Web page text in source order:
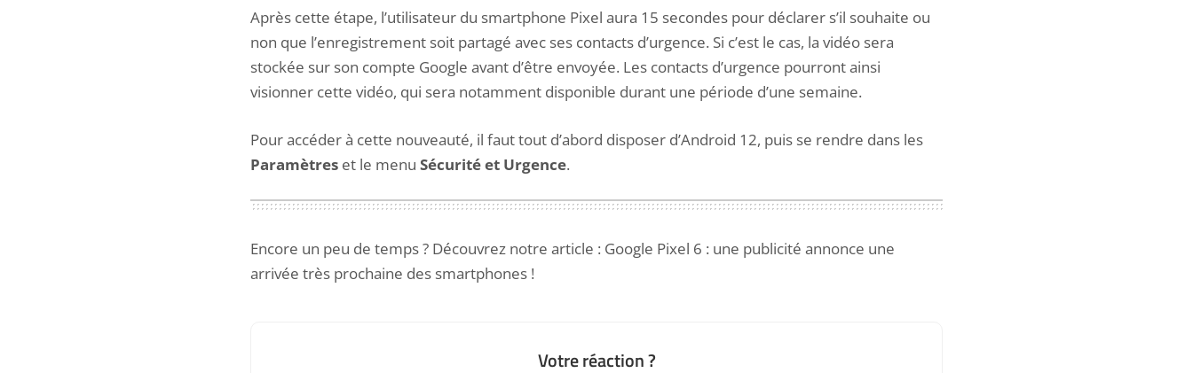
Après cette étape, l’utilisateur du smartphone Pixel aura 15 secondes pour déclarer s’il souhaite ou
non que l’enregistrement soit partagé avec ses contacts d’urgence. Si c’est le cas, la vidéo sera
stockée sur son compte Google avant d’être envoyée. Les contacts d’urgence pourront ainsi
visionner cette vidéo, qui sera notamment disponible durant une période d’une semaine.
Pour accéder à cette nouveauté, il faut tout d’abord disposer d’Android 12, puis se rendre dans les
Paramètres et le menu Sécurité et Urgence.
Encore un peu de temps ? Découvrez notre article : Google Pixel 6 : une publicité annonce une
arrivée très prochaine des smartphones !
Votre réaction ?